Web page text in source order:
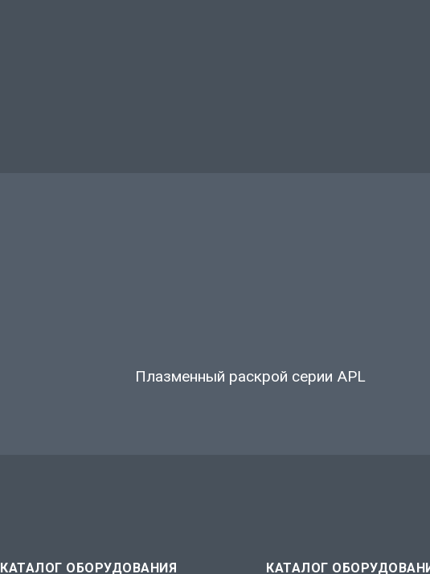
Плазменный раскрой серии APL
КАТАЛОГ ОБОРУДОВАНИЯ КАТАЛОГ